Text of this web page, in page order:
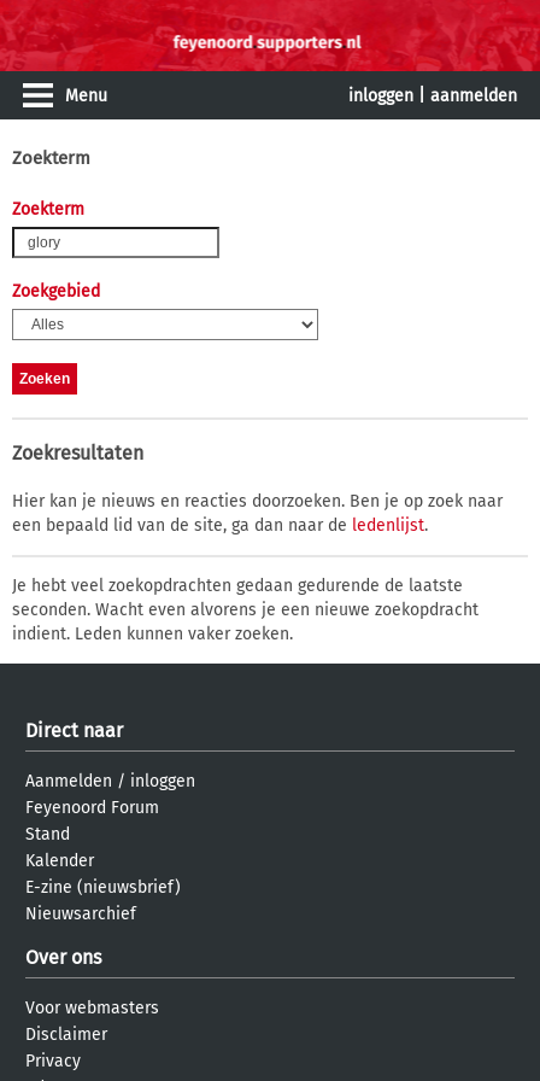
Menu inloggen aanmelden
Zoekterm
Zoekterm
Zoekgebied
Zoekresultaten
Hier kan je nieuws en reacties doorzoeken. Ben je op zoek naar
een bepaald lid van de site, ga dan naar de ledenlijst.
Je hebt veel zoekopdrachten gedaan gedurende de laatste
seconden. Wacht even alvorens je een nieuwe zoekopdracht
indient. Leden kunnen vaker zoeken.
Direct naar
Aanmelden / inloggen
Feyenoord Forum
Stand
Kalender
E-zine (nieuwsbrief)
Nieuwsarchief
Over ons
Voor webmasters
Disclaimer
Privacy